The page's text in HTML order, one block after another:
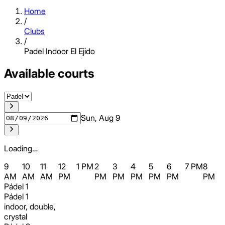
Home
/
Clubs
/
Padel Indoor El Ejido
Available courts
Sun, Aug 9
Loading…
9
AM
10
AM
11
AM
12
PM
1 PM2
PM
3
PM
4
PM
5
PM
6
PM
7 PM8
PM
Pádel 1
Pádel 1
indoor, double,
crystal